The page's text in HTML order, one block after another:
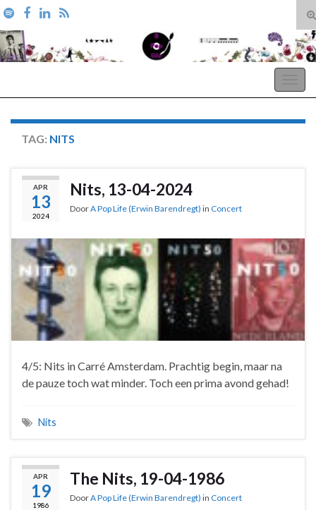
Search for:
TAG: NITS
APR
13
2024
Nits, 13-04-2024
DoorA Pop Life (Erwin Barendregt) in Concert
4/5: Nits in Carré Amsterdam. Prachtig begin, maar na
de pauze toch wat minder. Toch een prima avond gehad!
Nits
APR
19
1986
The Nits, 19-04-1986
DoorA Pop Life (Erwin Barendregt) in Concert